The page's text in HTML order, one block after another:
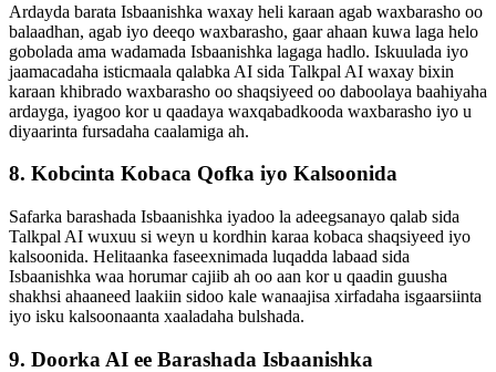
Ardayda barata Isbaanishka waxay heli karaan agab waxbarasho oo
balaadhan, agab iyo deeqo waxbarasho, gaar ahaan kuwa laga helo
gobolada ama wadamada Isbaanishka lagaga hadlo. Iskuulada iyo
jaamacadaha isticmaala qalabka AI sida Talkpal AI waxay bixin
karaan khibrado waxbarasho oo shaqsiyeed oo daboolaya baahiyaha
ardayga, iyagoo kor u qaadaya waxqabadkooda waxbarasho iyo u
diyaarinta fursadaha caalamiga ah.
8. Kobcinta Kobaca Qofka iyo Kalsoonida
Safarka barashada Isbaanishka iyadoo la adeegsanayo qalab sida
Talkpal AI wuxuu si weyn u kordhin karaa kobaca shaqsiyeed iyo
kalsoonida. Helitaanka faseexnimada luqadda labaad sida
Isbaanishka waa horumar cajiib ah oo aan kor u qaadin guusha
shakhsi ahaaneed laakiin sidoo kale wanaajisa xirfadaha isgaarsiinta
iyo isku kalsoonaanta xaaladaha bulshada.
9. Doorka AI ee Barashada Isbaanishka